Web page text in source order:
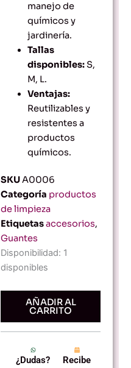
manejo de
químicos y
jardinería.
Tallas
disponibles:S,
M, L.
Ventajas:
Reutilizables y
resistentes a
productos
químicos.
SKUA0006
Categoría productos
de limpieza
Etiquetasaccesorios,
Guantes
Disponibilidad: 1
disponibles
Guantes
de
Hule
Limpieza
Alta
Antideslizantes
AÑADIR AL
CARRITO
¿Dudas?
Recibe